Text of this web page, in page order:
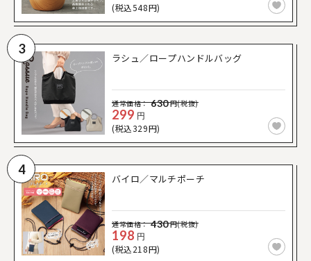
(税込548円)
3
ラシュ／ロープハンドルバッグ
通常価格： 630円(税抜)
299 円
(税込329円)
4
バイロ／マルチポーチ
通常価格： 430円(税抜)
198 円
(税込218円)